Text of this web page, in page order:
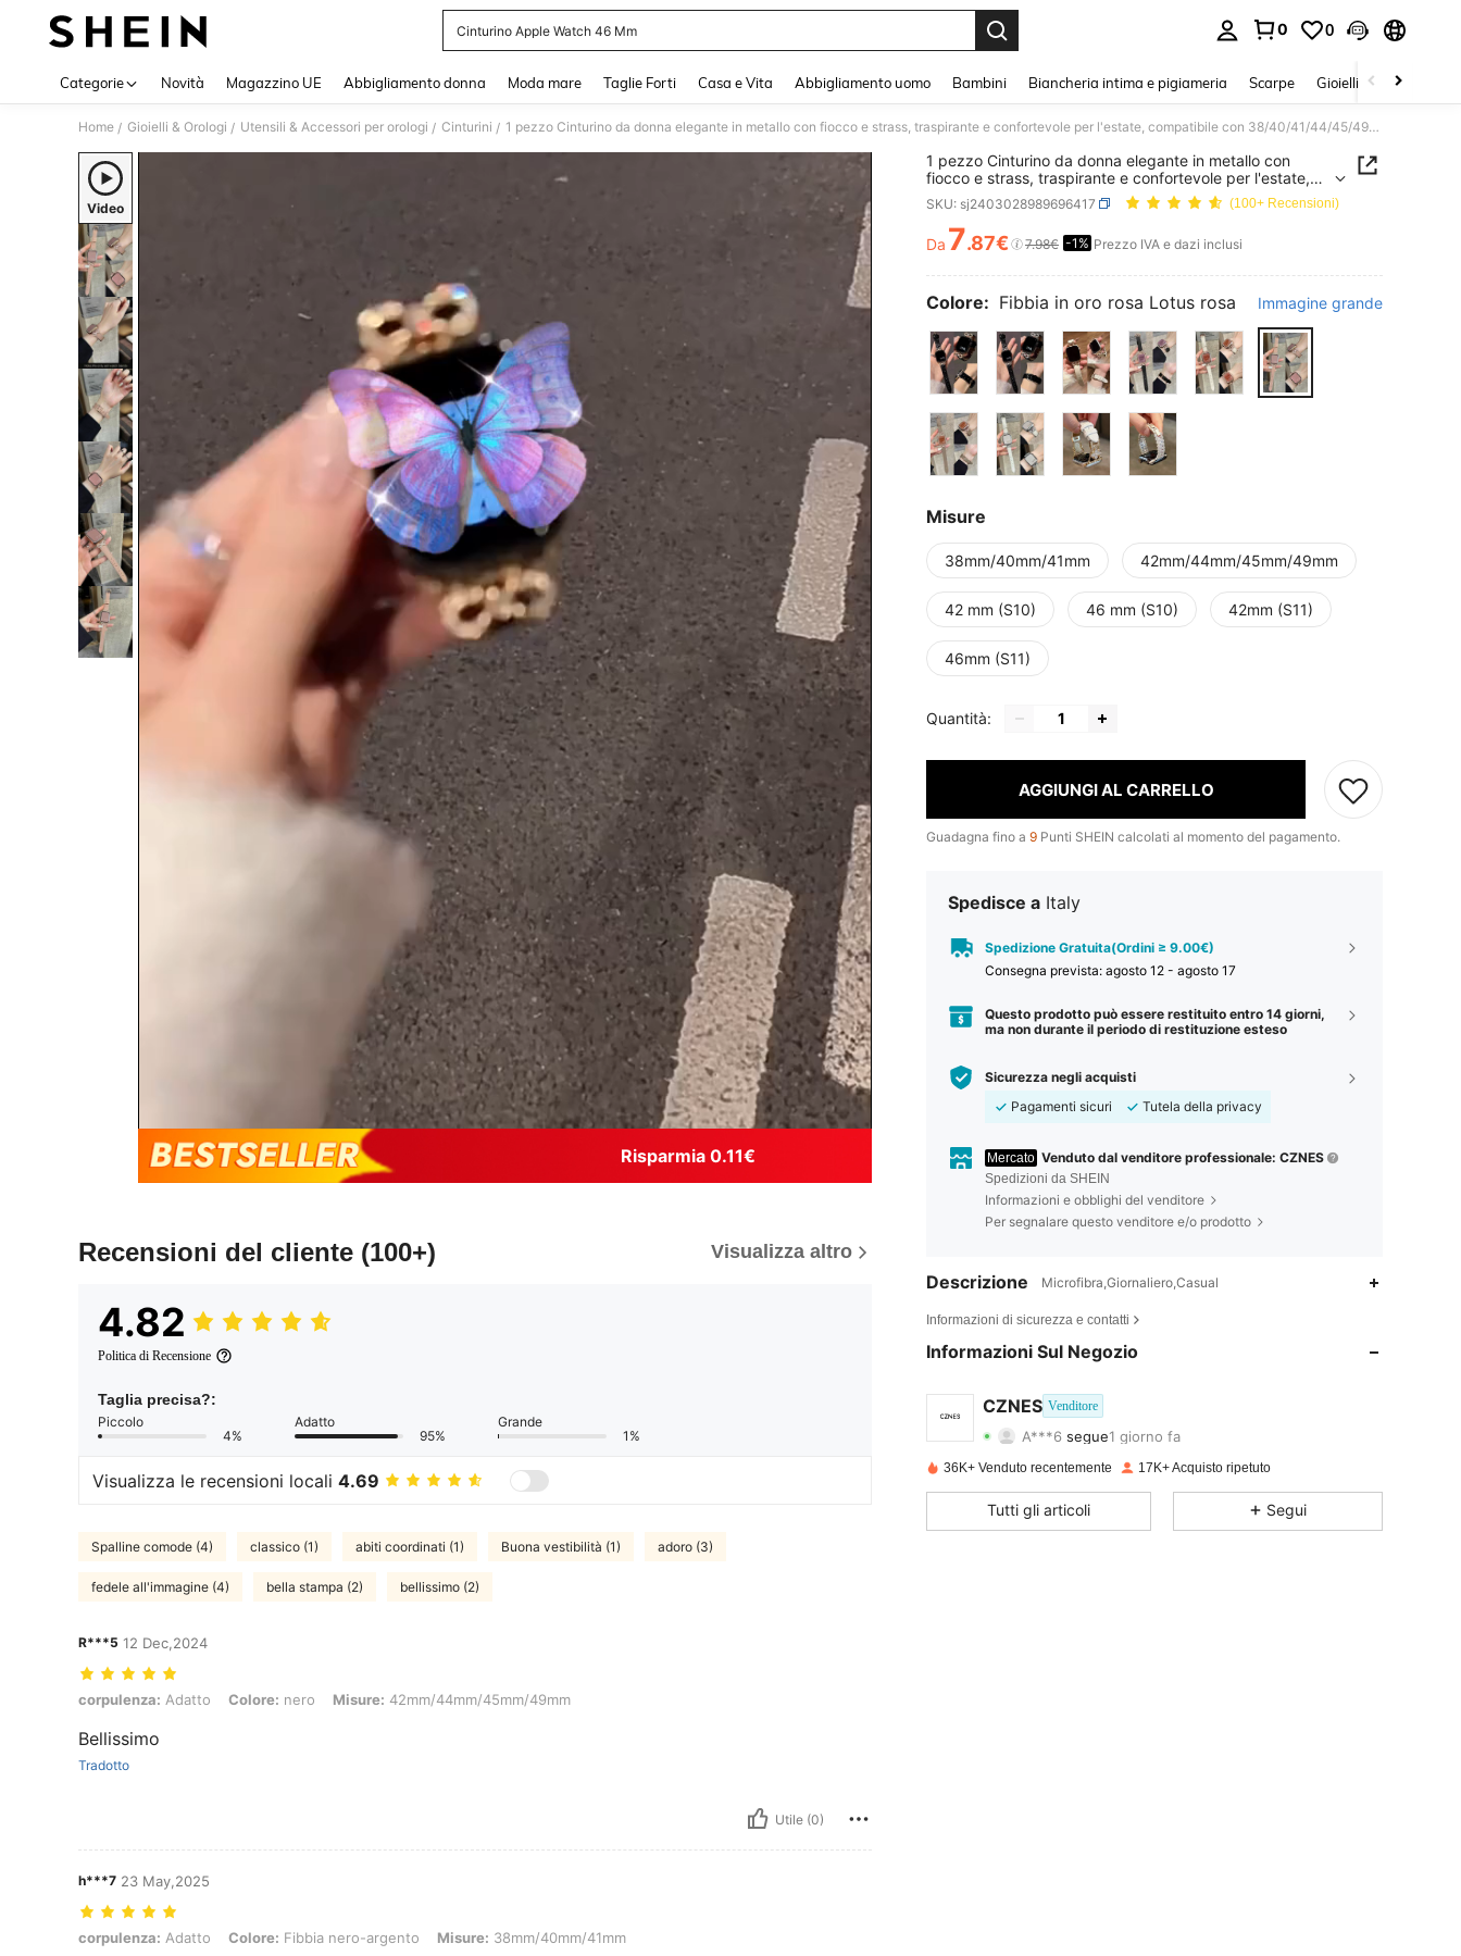
Cinturino Apple Watch 46 Mm
0 0
Categorie Novità Magazzino UE Abbigliamento donna Moda mare Taglie Forti Casa e Vita Abbigliamento uomo Bambini Biancheria intima e pigiameria Scarpe Gioielli E Accessori
Home / Gioielli & Orologi / Utensili & Accessori per orologi / Cinturini / 1 pezzo Cinturino da donna elegante in metallo con fiocco e strass, traspirante e confortevole per l'estate, compatibile con 38/40/41/44/45/49/42/46mm S11/SE3/Ultra3/Ultra/SE/SE2/10/9/8/7/6/5/4/3/2/1
Video
Risparmia 0.11€
Recensioni del cliente (100+) Visualizza altro
4.82
Politica di Recensione
Taglia precisa?:
Piccolo
4%
Adatto
95%
Grande
1%
Visualizza le recensioni locali 4.69
Spalline comode (4) classico (1) abiti coordinati (1) Buona vestibilità (1) adoro (3)
fedele all'immagine (4) bella stampa (2) bellissimo (2)
R***5 12 Dec,2024
corpulenza: Adatto, Colore: nero, Misure: 42mm/44mm/45mm/49mm
corpulenza: Adatto Colore: nero Misure: 42mm/44mm/45mm/49mm
Bellissimo
Tradotto
Utile (0)
h***7 23 May,2025
corpulenza: Adatto, Colore: Fibbia nero-argento, Misure: 38mm/40mm/41mm
corpulenza: Adatto Colore: Fibbia nero-argento Misure: 38mm/40mm/41mm
1 pezzo Cinturino da donna elegante in metallo con
fiocco e strass, traspirante e confortevole per l'estate,
compatibile con 38/40/41/44/45/49/42/46mm
S11/SE3/Ultra3/Ultra/SE/SE2/10/9/8/7/6/5/4/3/2/1
SKU: sj2403028989696417 (100+ Recensioni)
PRICE AND AVAILABILITY
Da 7.87€ 7.98€ -1% Prezzo IVA e dazi inclusi
Colore: Fibbia in oro rosa Lotus rosa Immagine grande
Misure
38mm/40mm/41mm 42mm/44mm/45mm/49mm
42 mm (S10) 46 mm (S10) 42mm (S11)
46mm (S11)
Quantità:
AGGIUNGI AL CARRELLO
Guadagna fino a 9 Punti SHEIN calcolati al momento del pagamento.
Spedisce a Italy
Spedizione Gratuita(Ordini ≥ 9.00€)
Consegna prevista: agosto 12 - agosto 17
Questo prodotto può essere restituito entro 14 giorni,
ma non durante il periodo di restituzione esteso
Sicurezza negli acquisti
Pagamenti sicuri
Tutela della privacy
Mercato Venduto dal venditore professionale: CZNES
Spedizioni da SHEIN
Informazioni e obblighi del venditore
Per segnalare questo venditore e/o prodotto
Descrizione Microfibra,Giornaliero,Casual
Informazioni di sicurezza e contatti
Informazioni Sul Negozio
CZNES Venditore
4.82 90 1.9K
A***6segue
4.82 Valutazione 90Articoli
4.82 90 1.9K
36K+ Venduto recentemente 17K+ Acquisto ripetuto
Tutti gli articoli Segui